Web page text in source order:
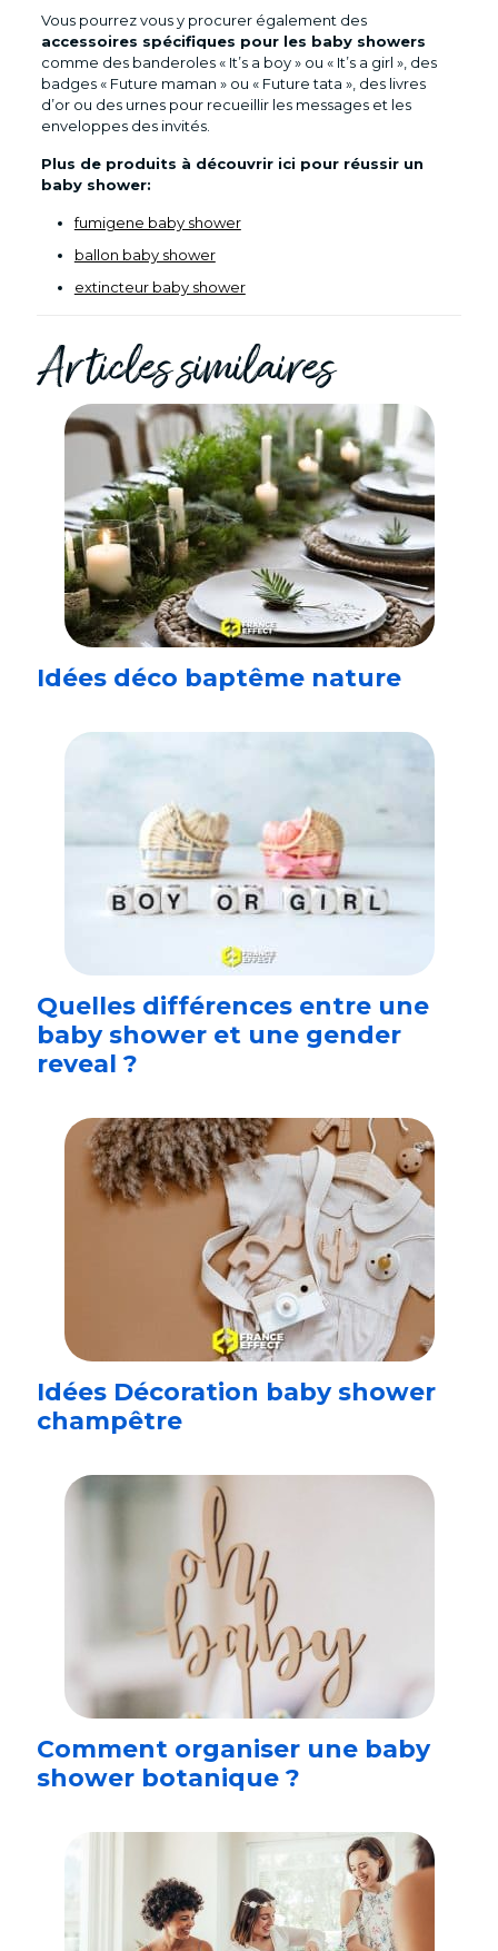
Vous pourrez vous y procurer également des
accessoires spécifiques pour les baby showers
comme des banderoles « It’s a boy » ou « It’s a girl », des
badges « Future maman » ou « Future tata », des livres
d’or ou des urnes pour recueillir les messages et les
enveloppes des invités.
Plus de produits à découvrir ici pour réussir un
baby shower:
fumigene baby shower
ballon baby shower
extincteur baby shower
Articles similaires
Idées déco baptême nature
Quelles différences entre une
baby shower et une gender
reveal ?
Idées Décoration baby shower
champêtre
Comment organiser une baby
shower botanique ?